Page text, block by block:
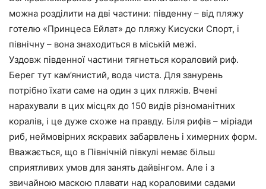
можна розділити на дві частини: південну – від пляжу
готелю «Принцеса Ейлат» до пляжу Кисуски Спорт, і
північну – вона знаходиться в міській межі.
Уздовж південної частини тягнеться кораловий риф.
Берег тут кам’янистий, вода чиста. Для занурень
потрібно їхати саме на один з цих пляжів. Вчені
нарахували в цих місцях до 150 видів різноманітних
коралів, і це дуже схоже на правду. Біля рифів – міріади
риб, неймовірних яскравих забарвлень і химерних форм.
Вважається, що в Північній півкулі немає більш
сприятливих умов для занять дайвінгом. Але і з
звичайною маскою плавати над кораловими садами